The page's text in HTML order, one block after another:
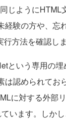
じようにHTML
験の方や、忘
方法を確認しま
という専用の埋
認められてお
に対する外部
います。しか